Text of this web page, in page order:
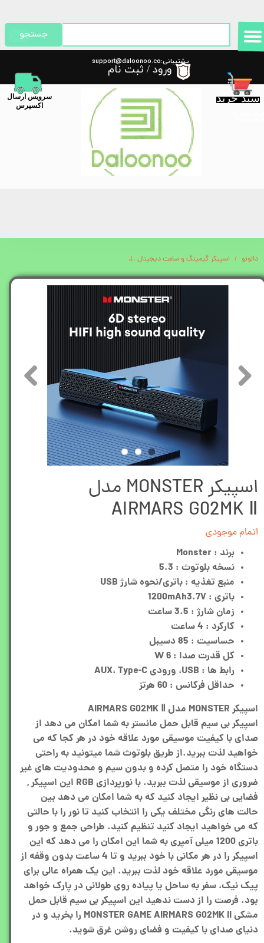
پشتیبانی:support@daloonoo.co
m
سبد خرید
​سرویس ارسال
اکسپرس
جستجو
ورود / ثبت نام
حساب کاربری من
تغییر گذر واژه
سفارشات
خروج از حساب کاربری
دالونو اسپیکر گیمینگ و ساعت دیجیتال
اسپیکر MONSTER مدل
AIRMARS G02MK Ⅱ
اتمام موجودی
برند : Monster
نسخه بلوتوث : 5.3
منبع تغذيه : باتری/نحوه شارژ USB
باتری : 1200mAh3.7V
زمان شارژ : 3.5 ساعت
کارکرد : 4 ساعت
حساسیت : 85 دسیبل
کل قدرت صدا : 6 W
رابط ها : USB، ورودی AUX، Type-C
حداقل فرکانس : 60 هرتز
اسپیکر MONSTER مدل AIRMARS G02MK Ⅱ
اسپیکر بی سیم قابل حمل مانستر به شما امکان می دهد از
صدای با کیفیت موسیقی مورد علاقه خود در هر کجا که می
خواهید لذت ببرید.از طریق بلوتوث شما میتونید به راحتی
دستگاه خود را متصل کرده و بدون سیم و محدودیت های غیر
ضروری از موسیقی لذت ببرید. با نورپردازی RGB این اسپیکر ,
فضایی بی نظیر ایجاد کنید که به شما امکان می دهد بین
حالت های رنگی مختلف یکی را انتخاب کنید تا نور را با حالتی
که می خواهید ایجاد کنید تنظیم کنید. طراحی جمع و جور و
باتری 1200 میلی آمپری به شما این امکان را می دهد که این
اسپیکر را در هر مکانی با خود ببرید و تا 4 ساعت بدون وقفه از
موسیقی مورد علاقه خود لذت ببرید. این یک همراه عالی برای
پیک نیک، سفر به ساحل یا پیاده روی طولانی در پارک خواهد
بود. فرصت را از دست ندهید این اسپیکر بی سیم قابل حمل
مشکی MONSTER GAME AIRMARS G02MK II را بخرید و در
دنیای صدای با کیفیت و فضای روشن غرق شوید.